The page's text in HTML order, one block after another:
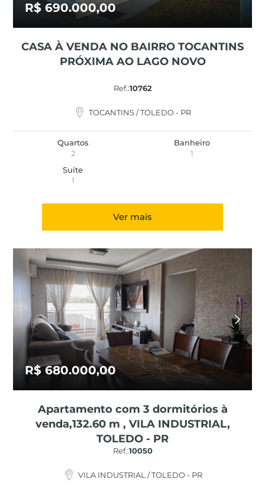
R$ 690.000,00
CASA À VENDA NO BAIRRO TOCANTINS
PRÓXIMA AO LAGO NOVO
Ref.:10762
TOCANTINS / TOLEDO - PR
Quartos
2
Banheiro
1
Suíte
1
Ver mais
R$ 680.000,00
Apartamento com 3 dormitórios à
venda,132.60 m , VILA INDUSTRIAL,
TOLEDO - PR
Ref.:10050
VILA INDUSTRIAL / TOLEDO - PR